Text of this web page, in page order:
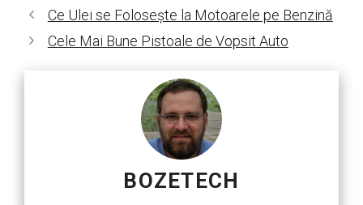
Ce Ulei se Folosește la Motoarele pe Benzină
Cele Mai Bune Pistoale de Vopsit Auto
BOZETECH